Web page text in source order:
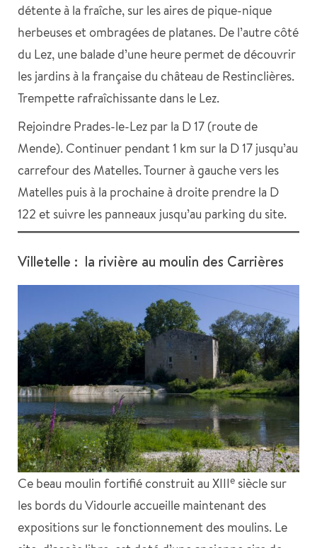
détente à la fraîche, sur les aires de pique-nique
herbeuses et ombragées de platanes. De l’autre côté
du Lez, une balade d’une heure permet de découvrir
les jardins à la française du château de Restinclières.
Trempette rafraîchissante dans le Lez.
Rejoindre Prades-le-Lez par la D 17 (route de
Mende). Continuer pendant 1 km sur la D 17 jusqu’au
carrefour des Matelles. Tourner à gauche vers les
Matelles puis à la prochaine à droite prendre la D
122 et suivre les panneaux jusqu’au parking du site.
Villetelle : la rivière au moulin des Carrières
Ce beau moulin fortifié construit au XIIIe siècle sur
les bords du Vidourle accueille maintenant des
expositions sur le fonctionnement des moulins. Le